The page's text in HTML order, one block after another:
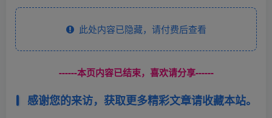
此处内容已隐藏，请付费后查看
------本页内容已结束，喜欢请分享------
感谢您的来访，获取更多精彩文章请收藏本站。